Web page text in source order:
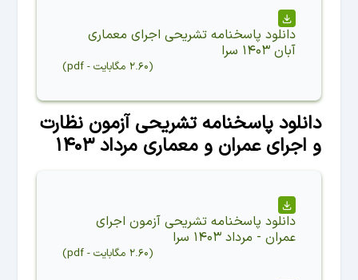
دانلود پاسخنامه تشریحی اجرای معماری
آبان ۱۴۰۳ سرا
(۲.۶۰ مگابایت -
pdf
)
دانلود پاسخنامه تشریحی آزمون نظارت
و اجرای عمران و معماری مرداد ۱۴۰۳
دانلود پاسخنامه تشریحی آزمون اجرای
عمران - مرداد ۱۴۰۳ سرا
(۲.۶۰ مگابایت -
pdf
)